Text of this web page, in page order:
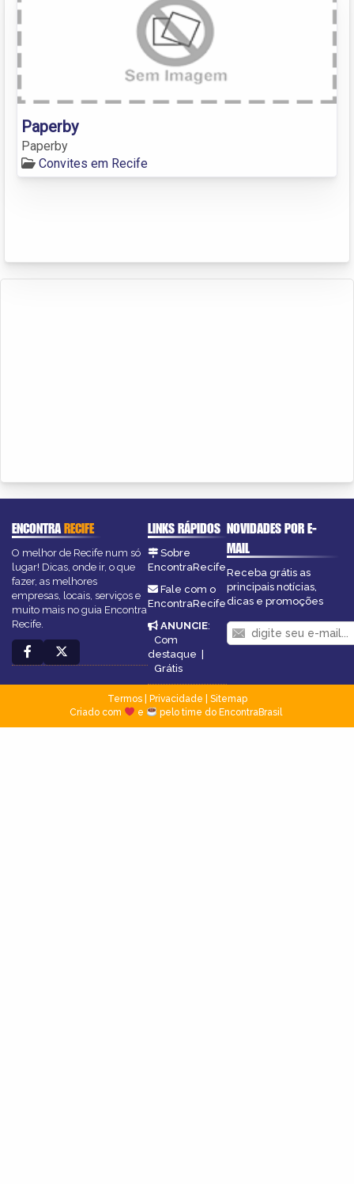
Paperby
Paperby
Convites em Recife
ENCONTRARECIFE
O melhor de Recife num só
lugar! Dicas, onde ir, o que
fazer, as melhores
empresas, locais, serviços e
muito mais no guia Encontra
Recife.
LINKS RÁPIDOS
Sobre
EncontraRecife
Fale com o
EncontraRecife
ANUNCIE:
Com
destaque |
Grátis
NOVIDADES POR E-
MAIL
Receba grátis as
principais notícias,
dicas e promoções
Termos| Privacidade
Sitemap
Criado com
e pelo time do EncontraBrasil